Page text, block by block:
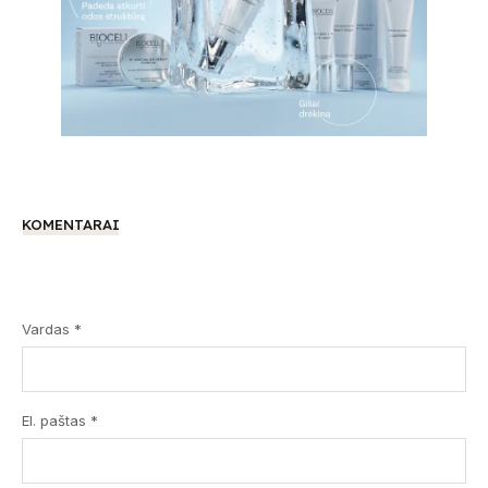
KOMENTARAI
Vardas *
El. paštas *